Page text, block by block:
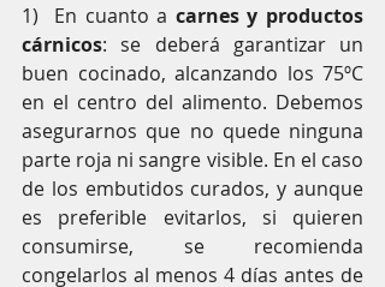
1)  En cuanto a carnes y productos
cárnicos: se deberá garantizar un
buen cocinado, alcanzando los 75ºC
en el centro del alimento. Debemos
asegurarnos que no quede ninguna
parte roja ni sangre visible. En el caso
de los embutidos curados, y aunque
es preferible evitarlos, si quieren
consumirse, se recomienda
congelarlos al menos 4 días antes de